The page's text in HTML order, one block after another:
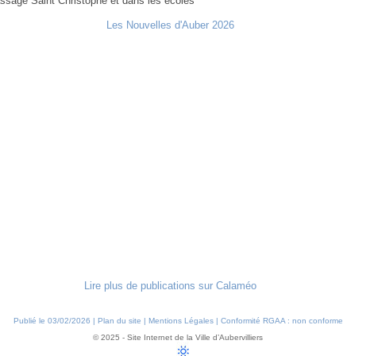
Les Nouvelles d'Auber 2026
Lire plus de publications sur Calaméo
Publié le 03/02/2026 | Plan du site Mentions Légales| Conformité RGAA : non conforme
© 2025 - Site Internet de la Ville d’Aubervilliers